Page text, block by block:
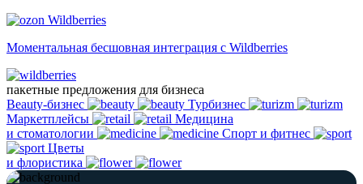
Wildberries
Моментальная бесшовная интеграция с Wildberries
пакетные предложения для бизнеса
Beauty-бизнес
Турбизнес
Маркетплейсы
Медицина
и стоматологии
Спорт и фитнес
Цветы
и флористика